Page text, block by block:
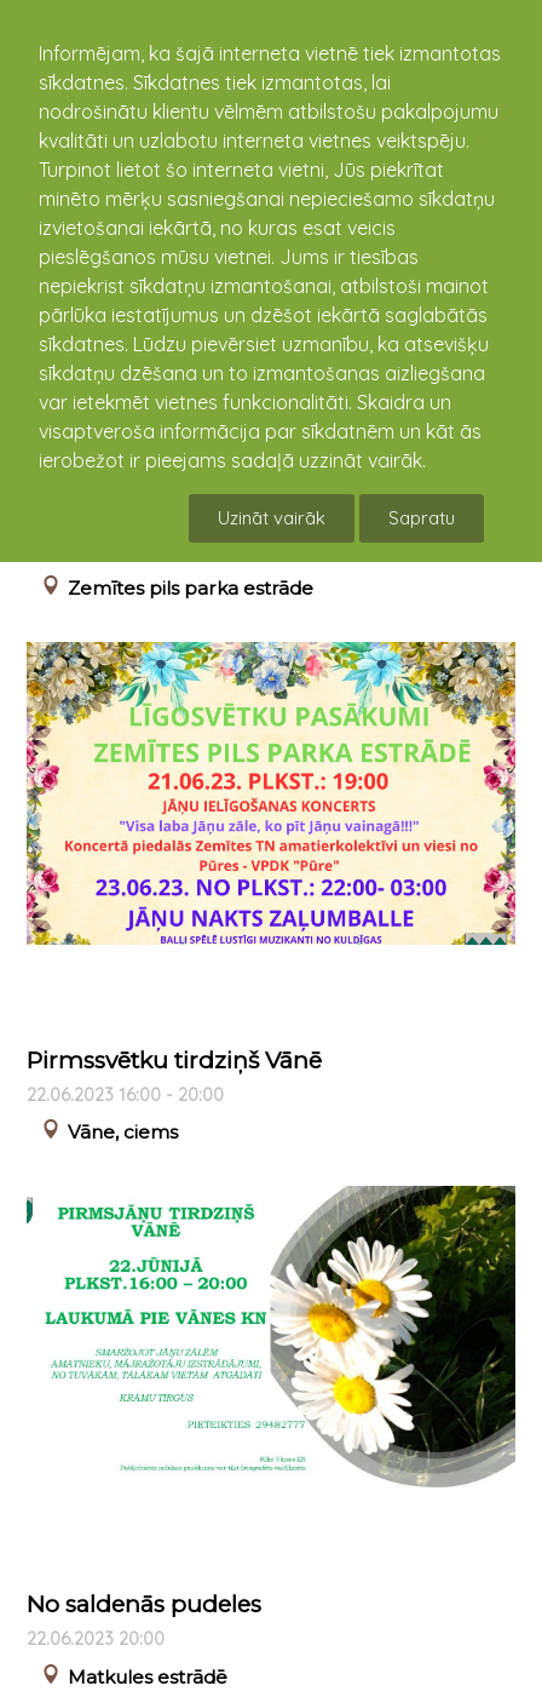
Informējam, ka šajā interneta vietnē tiek izmantotas
sīkdatnes. Sīkdatnes tiek izmantotas, lai
nodrošinātu klientu vēlmēm atbilstošu pakalpojumu
kvalitāti un uzlabotu interneta vietnes veiktspēju.
Turpinot lietot šo interneta vietni, Jūs piekrītat
minēto mērķu sasniegšanai nepieciešamo sīkdatņu
izvietošanai iekārtā, no kuras esat veicis
pieslēgšanos mūsu vietnei. Jums ir tiesības
nepiekrist sīkdatņu izmantošanai, atbilstoši mainot
pārlūka iestatījumus un dzēšot iekārtā saglabātās
sīkdatnes. Lūdzu pievērsiet uzmanību, ka atsevišķu
sīkdatņu dzēšana un to izmantošanas aizliegšana
var ietekmēt vietnes funkcionalitāti. Skaidra un
visaptveroša informācija par sīkdatnēm un kāt ās
ierobežot ir pieejams sadaļā uzzināt vairāk.
Uzināt vairāk Sapratu
kandava.lv
PASĀKUMU
KALENDĀRS
Līgosvētku pasākumi Zemītē
Zemītes pils parka estrāde
Pirmssvētku tirdziņš Vānē
22.06.2023 16:00 - 20:00
Vāne, ciems
No saldenās pudeles
22.06.2023 20:00
Matkules estrādē